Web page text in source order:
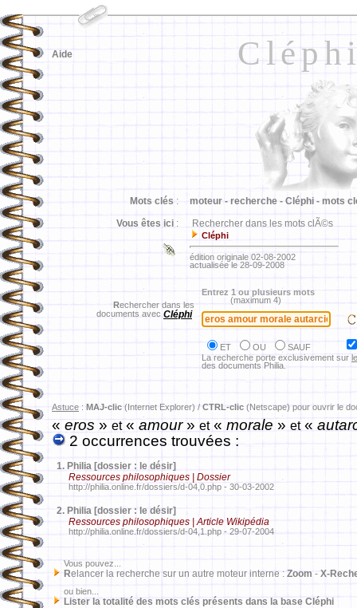
Aide
Mots clés : moteur - recherche - Cléphi - mots
Vous êtes ici : Rechercher dans les mots clÃ©s
Cléphi
édition originale 02-08-2002
actualisée le 28-09-2008
Rechercher dans les
documents avec Cléphi
Entrez 1 ou plusieurs mots
(maximum 4)
ET OU
SAUF
La recherche porte exclusivement sur
des documents Philia.
Astuce : MAJ-clic (Internet Explorer) / CTRL-clic (Netscape) pour ouvrir le
«eros »et« amour» et« morale » et«
2 occurrences trouvées :
1. Philia [dossier : le désir]
Ressources philosophiques | Dossier
http://philia.online.fr/dossiers/d-04,0.php - 30-03-2002
2. Philia [dossier : le désir]
Ressources philosophiques | Article Wikipédia
http://philia.online.fr/dossiers/d-04,1.php - 29-07-2004
Vous pouvez...
Relancer la recherche sur un autre moteur interne : Zoom - X-
ou bien...
Lister la totalité des mots clés présents dans la base Cléphi